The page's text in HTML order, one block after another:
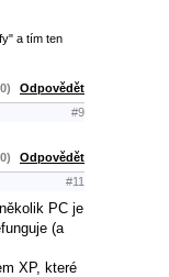
a tím ten
Odpovědět
#9
Odpovědět
#11
PC je
(a
XP, které